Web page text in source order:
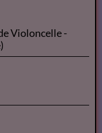
at the 2018
- Kol Nidrei Bruch
1st ROUND -